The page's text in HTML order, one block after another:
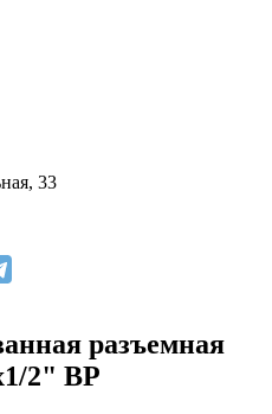
33
разъемная
2" ВР